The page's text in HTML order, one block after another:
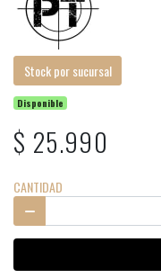
Stock por sucursal
Disponible
$ 25.990
CANTIDAD